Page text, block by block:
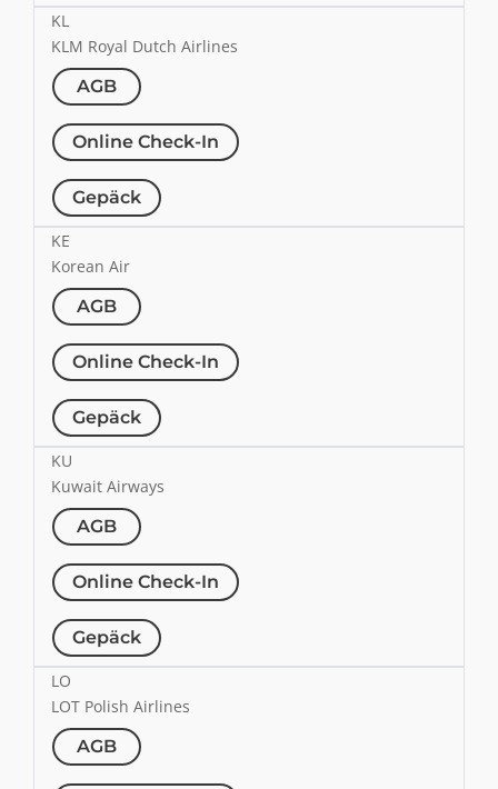
KL
KLM Royal Dutch Airlines
AGB
Online Check-In
Gepäck
KE
Korean Air
AGB
Online Check-In
Gepäck
KU
Kuwait Airways
AGB
Online Check-In
Gepäck
LO
LOT Polish Airlines
AGB